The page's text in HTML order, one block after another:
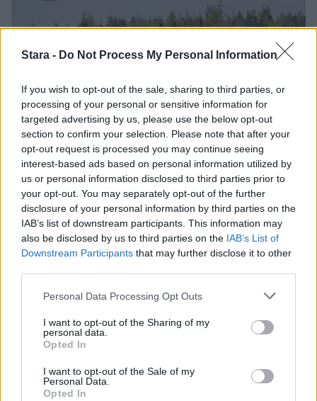
Stara - Do Not Process My Personal Information
If you wish to opt-out of the sale, sharing to third parties, or
processing of your personal or sensitive information for
targeted advertising by us, please use the below opt-out
section to confirm your selection. Please note that after your
opt-out request is processed you may continue seeing
interest-based ads based on personal information utilized by
us or personal information disclosed to third parties prior to
your opt-out. You may separately opt-out of the further
disclosure of your personal information by third parties on the
IAB’s list of downstream participants. This information may
also be disclosed by us to third parties on the IAB’s List of
Downstream Participants that may further disclose it to other
Personal Data Processing Opt Outs
I want to opt-out of the Sharing of my
personal data.
Opted In
I want to opt-out of the Sale of my
Personal Data.
Opted In
UUTISET
F/A-18 Hornet jyrähtää ylilennolle
Jyväskylässä – katuja suljetaan
4
UUTISET
Moottoripyöräilijä pakeni poliisia
– tutkaan hurja ylinopeus